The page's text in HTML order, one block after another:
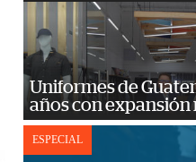
Uniformes de
años con expansión
ESPECIAL